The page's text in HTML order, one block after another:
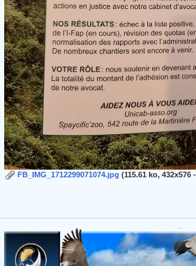
FB_IMG_1712299071074.jpg (115.61 ko, 432x576